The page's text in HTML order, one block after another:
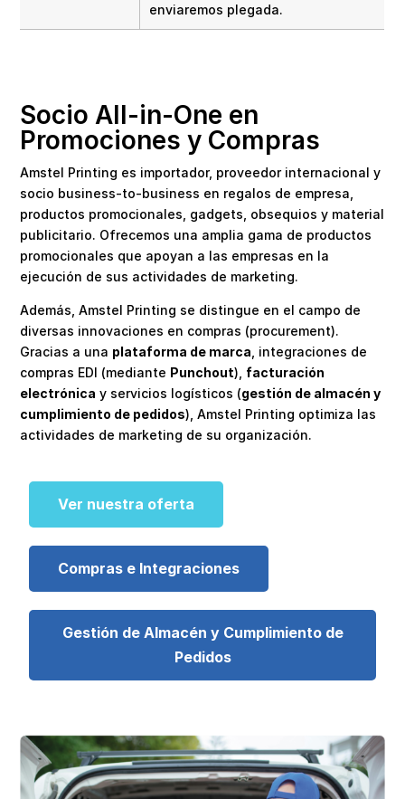
enviaremos plegada.
Socio All-in-One en
Promociones y Compras
Amstel Printing es importador, proveedor internacional y
socio business-to-business en regalos de empresa,
productos promocionales, gadgets, obsequios y material
publicitario. Ofrecemos una amplia gama de productos
promocionales que apoyan a las empresas en la
ejecución de sus actividades de marketing.
Además, Amstel Printing se distingue en el campo de
diversas innovaciones en compras (procurement).
Gracias a una plataforma de marca , integraciones de
compras EDI (mediante Punchout), facturación
electrónica y servicios logísticos (gestión de almacén y
cumplimiento de pedidos), Amstel Printing optimiza las
actividades de marketing de su organización.
Ver nuestra oferta
Compras e Integraciones
Gestión de Almacén y Cumplimiento de
Pedidos